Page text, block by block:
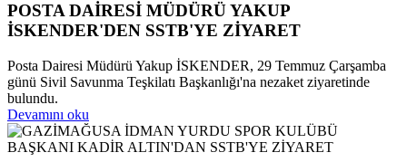
POSTA DAİRESİ MÜDÜRÜ YAKUP
İSKENDER'DEN SSTB'YE ZİYARET
Posta Dairesi Müdürü Yakup İSKENDER, 29 Temmuz Çarşamba
günü Sivil Savunma Teşkilatı Başkanlığı'na nezaket ziyaretinde
bulundu.
Devamını oku